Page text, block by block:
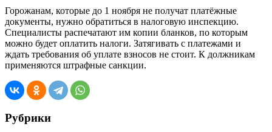
Горожанам, которые до 1 ноября не получат платёжные
документы, нужно обратиться в налоговую инспекцию.
Специалисты распечатают им копии бланков, по которым
можно будет оплатить налоги. Затягивать с платежами и
ждать требования об уплате взносов не стоит. К должникам
применяются штрафные санкции.
Рубрики